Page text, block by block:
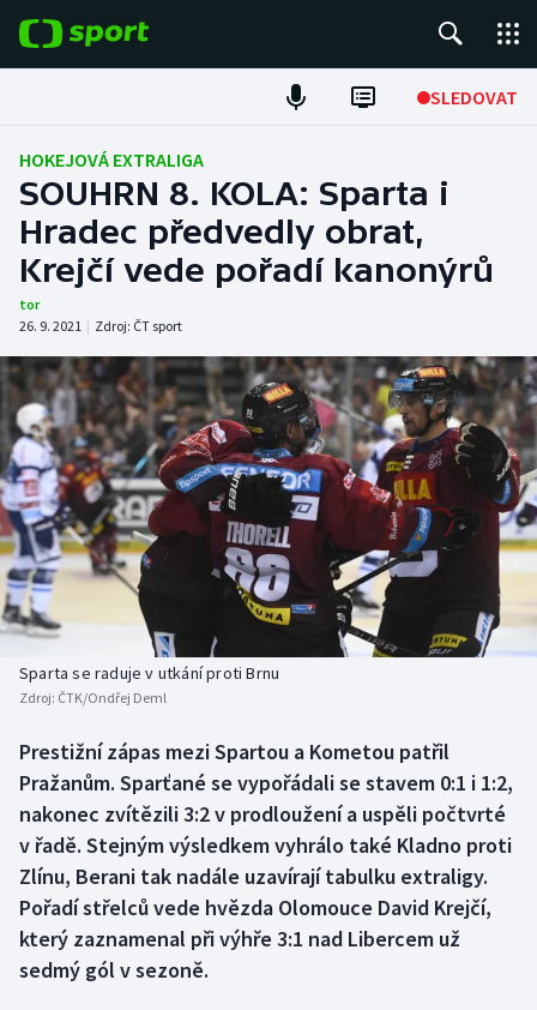
SLEDOVAT
Fotbal
Hokej
Tenis
Atletika
Cyklistika
DALŠÍ SPORTY
Americký fotbal
Baseball a softbal
Basketbal
Biatlon
Box
Curling
Dostihy
Florbal
NEPŘEHLÉDNĚTE
Soutěže
Historické návraty
Aplikace ČT sport
HOKEJOVÁ EXTRALIGA
SOUHRN 8. KOLA: Sparta i
Hradec předvedly obrat,
Krejčí vede pořadí kanonýrů
tor
26. 9. 2021 | Zdroj: ČT sport
Sparta se raduje v utkání proti Brnu
Zdroj: ČTK/Ondřej Deml
Prestižní zápas mezi Spartou a Kometou patřil
Pražanům. Sparťané se vypořádali se stavem 0:1 i 1:2,
nakonec zvítězili 3:2 v prodloužení a uspěli počtvrté
v řadě. Stejným výsledkem vyhrálo také Kladno proti
Zlínu, Berani tak nadále uzavírají tabulku extraligy.
Pořadí střelců vede hvězda Olomouce David Krejčí,
který zaznamenal při výhře 3:1 nad Libercem už
sedmý gól v sezoně.